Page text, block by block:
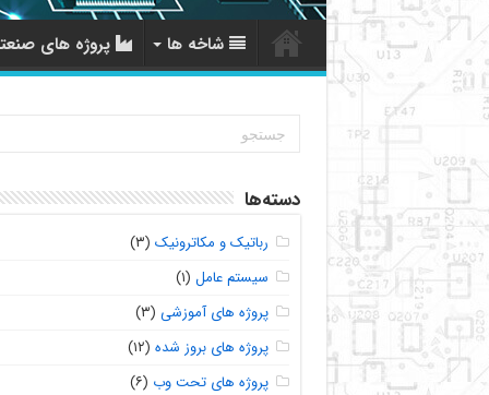
شاخه ها پروژه های
دسته‌ها
رباتیک و مکاترونیک (۳)
سیستم عامل (۱)
پروژه های آموزشی (۳)
پروژه های بروز شده (۱۲)
پروژه های تحت وب (۶)